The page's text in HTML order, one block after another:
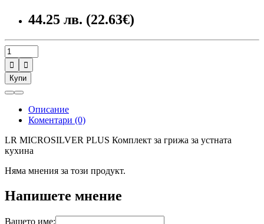
44.25 лв. (22.63€)


Купи
Описание
Коментари (0)
LR MICROSILVER PLUS Комплект за грижа за устната
кухина
Няма мнения за този продукт.
Напишете мнение
Вашето име: